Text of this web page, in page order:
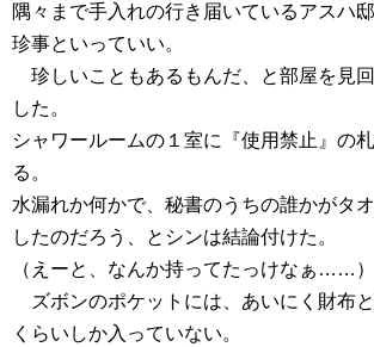
隅々まで手入れの行き届いているアスハ
珍事といっていい。
珍しいこともあるもんだ、と部屋を見
した。
シャワールームの１室に『使用禁止』の
る。
水漏れか何かで、秘書のうちの誰かがタ
したのだろう、とシンは結論付けた。
（えーと、なんか持ってたっけなぁ……）
ズボンのポケットには、あいにく財布
くらいしか入っていない。